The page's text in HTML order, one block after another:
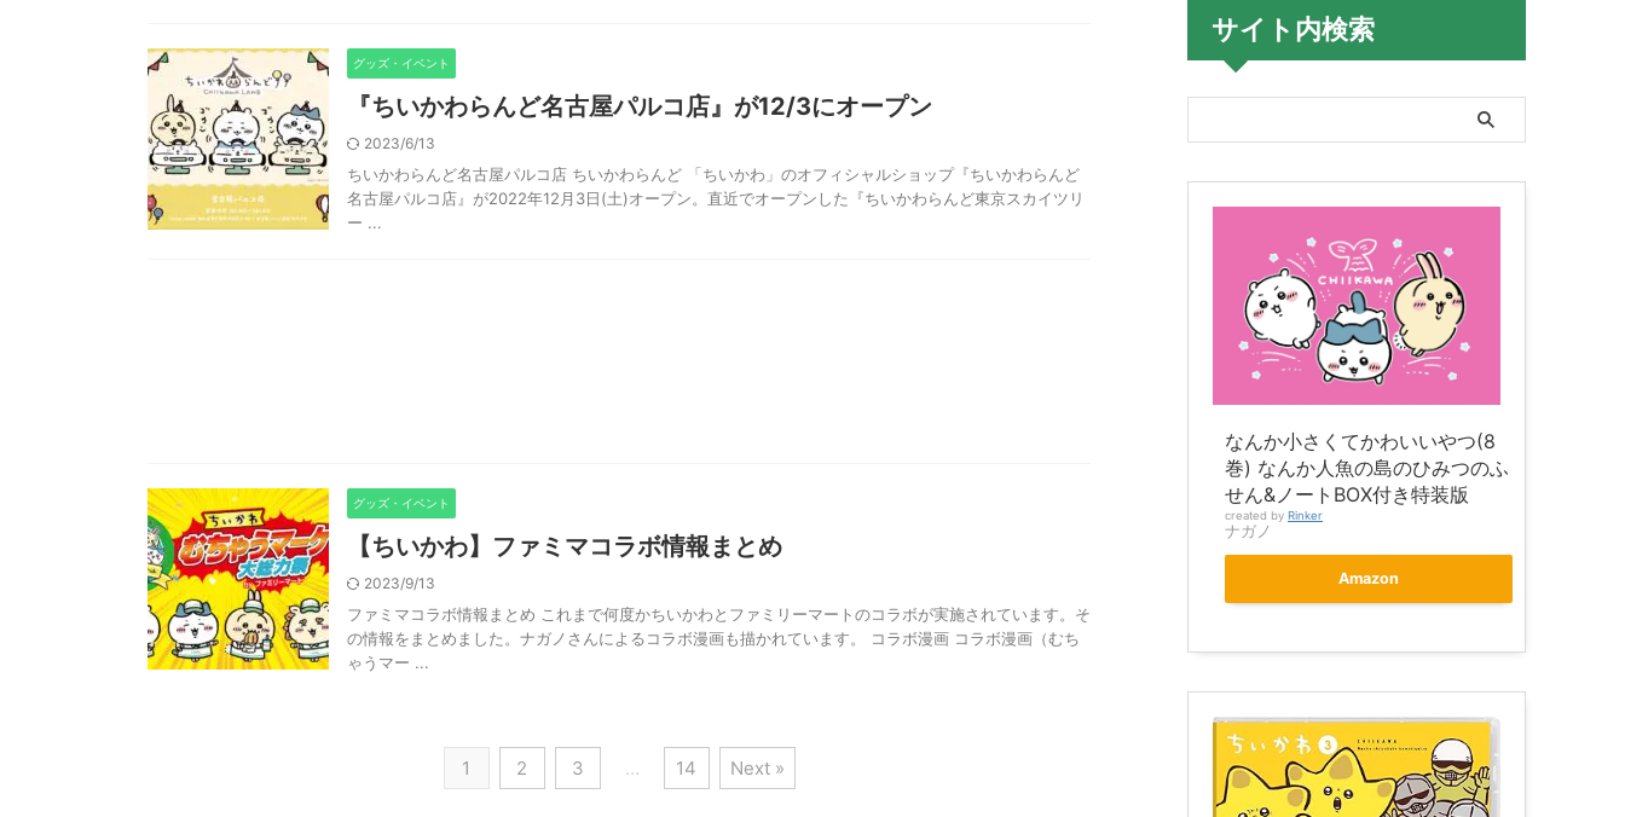
グッズ・イベント
『ちいかわらんど名古屋パルコ店』が12/3にオープン
2023/6/13
ちいかわらんど名古屋パルコ店 ちいかわらんど 「ちいかわ」のオフィシャルショップ『ちいかわらんど
名古屋パルコ店』が2022年12月3日(土)オープン。直近でオープンした『ちいかわらんど東京スカイツリ
ー ...
グッズ・イベント
【ちいかわ】ファミマコラボ情報まとめ
2023/9/13
ファミマコラボ情報まとめ これまで何度かちいかわとファミリーマートのコラボが実施されています。そ
の情報をまとめました。ナガノさんによるコラボ漫画も描かれています。 コラボ漫画 コラボ漫画（むち
ゃうマー ...
1 2 3 … 14 Next »
サイト内検索
なんか小さくてかわいいやつ(8
巻) なんか人魚の島のひみつのふ
せん&ノートBOX付き特装版
created by Rinker
ナガノ
Amazon